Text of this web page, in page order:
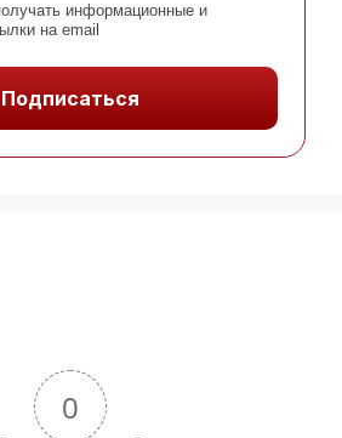
информационные и
на email
Подписаться
0